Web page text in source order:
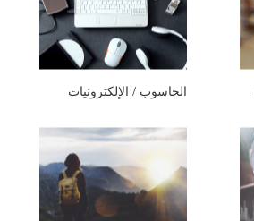
الحاسوب / الإلكترونيات